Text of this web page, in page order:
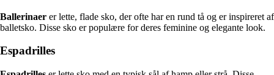
Ballerinaer er lette, flade sko, der ofte har en rund tå og er inspireret af
balletsko. Disse sko er populære for deres feminine og elegante look.
Espadrilles